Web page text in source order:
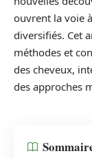
ouvrent la voie
diversifiés. Cet
méthodes et
des cheveux,
des approches